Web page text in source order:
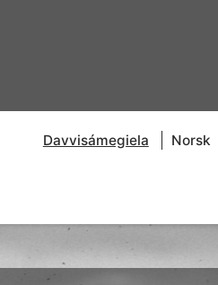
Davvisámegiela Norsk